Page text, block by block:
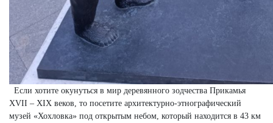
Если хотите окунуться в мир деревянного зодчества Прикамья
XVII – XIX веков, то посетите архитектурно-этнографический
музей «Хохловка» под открытым небом, который находится в 43 км